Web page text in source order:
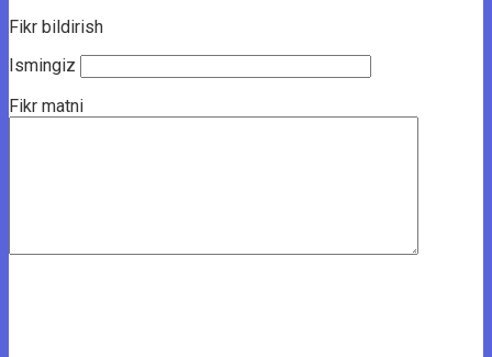
Fikr bildirish
Ismingiz
Fikr matni